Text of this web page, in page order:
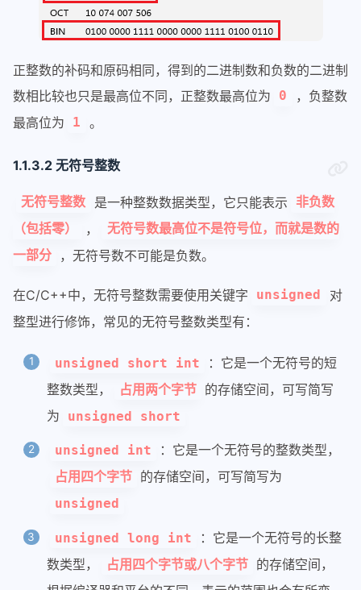
正整数的补码和原码相同，得到的二进制数和负数的二进制
数相比较也只是最高位不同，正整数最高位为
0
，负整数
最高位为
1 。
1.1.3.2 无符号整数
无符号整数 是一种整数数据类型，它只能表示
非负数
（包括零）
，
无符号数最高位不是符号位，而就是数的
一部分
，无符号数不可能是负数。
在C/C++中，无符号整数需要使用关键字 unsigned
对
整型进行修饰，常见的无符号整数类型有：
unsigned short int
：它是一个无符号的短
整数类型，
占用两个字节 的存储空间，可写简写
为
unsigned short
unsigned int ：它是一个无符号的整数类型，
占用四个字节 的存储空间，可写简写为
unsigned
unsigned long int
：它是一个无符号的长整
数类型，
占用四个字节或八个字节 的存储空间，